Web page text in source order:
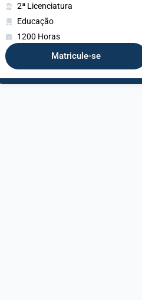
2ª Licenciatura
Educação
1200 Horas
Matricule-se